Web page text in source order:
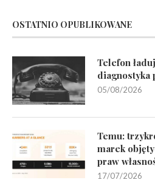
OSTATNIO OPUBLIKOWANE
Telefon
diagnostyka
05/08/2026
Temu:
marek
praw
17/07/2026